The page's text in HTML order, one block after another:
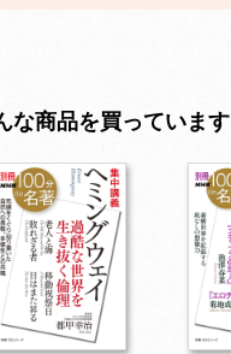
な商品を買っています